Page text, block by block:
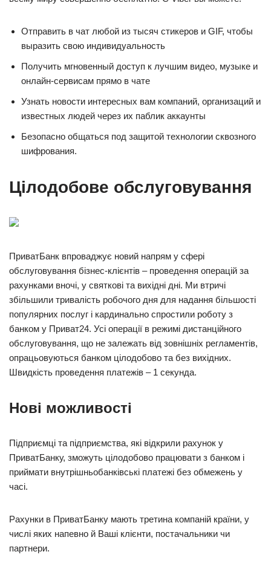
Отправить в чат любой из тысяч стикеров и GIF, чтобы
выразить свою индивидуальность
Получить мгновенный доступ к лучшим видео, музыке и
онлайн-сервисам прямо в чате
Узнать новости интересных вам компаний, организаций и
известных людей через их паблик аккаунты
Безопасно общаться под защитой технологии сквозного
шифрования.
Цілодобове обслуговування
ПриватБанк впроваджує новий напрям у сфері
обслуговування бізнес-клієнтів – проведення операцій за
рахунками вночі, у святкові та вихідні дні. Ми втричі
збільшили тривалість робочого дня для надання більшості
популярних послуг і кардинально спростили роботу з
банком у Приват24. Усі операції в режимі дистанційного
обслуговування, що не залежать від зовнішніх регламентів,
опрацьовуються банком цілодобово та без вихідних.
Швидкість проведення платежів – 1 секунда.
Нові можливості
Підприємці та підприємства, які відкрили рахунок у
ПриватБанку, зможуть цілодобово працювати з банком і
приймати внутрішньобанківські платежі без обмежень у
часі.
Рахунки в ПриватБанку мають третина компаній країни, у
числі яких напевно й Ваші клієнти, постачальники чи
партнери.